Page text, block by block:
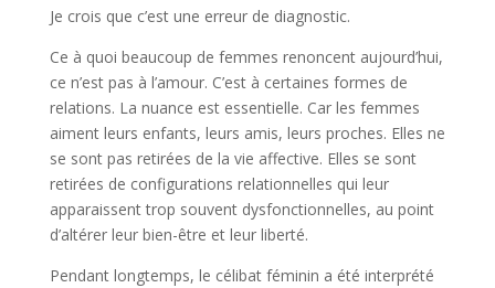
Je crois que c’est une erreur de diagnostic.
Ce à quoi beaucoup de femmes renoncent aujourd’hui,
ce n’est pas à l’amour. C’est à certaines formes de
relations. La nuance est essentielle. Car les femmes
aiment leurs enfants, leurs amis, leurs proches. Elles ne
se sont pas retirées de la vie affective. Elles se sont
retirées de configurations relationnelles qui leur
apparaissent trop souvent dysfonctionnelles, au point
d’altérer leur bien-être et leur liberté.
Pendant longtemps, le célibat féminin a été interprété